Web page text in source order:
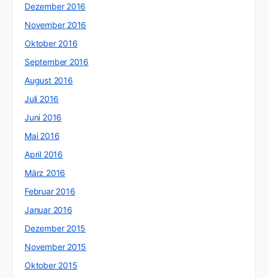
Dezember 2016
November 2016
Oktober 2016
September 2016
August 2016
Juli 2016
Juni 2016
Mai 2016
April 2016
März 2016
Februar 2016
Januar 2016
Dezember 2015
November 2015
Oktober 2015